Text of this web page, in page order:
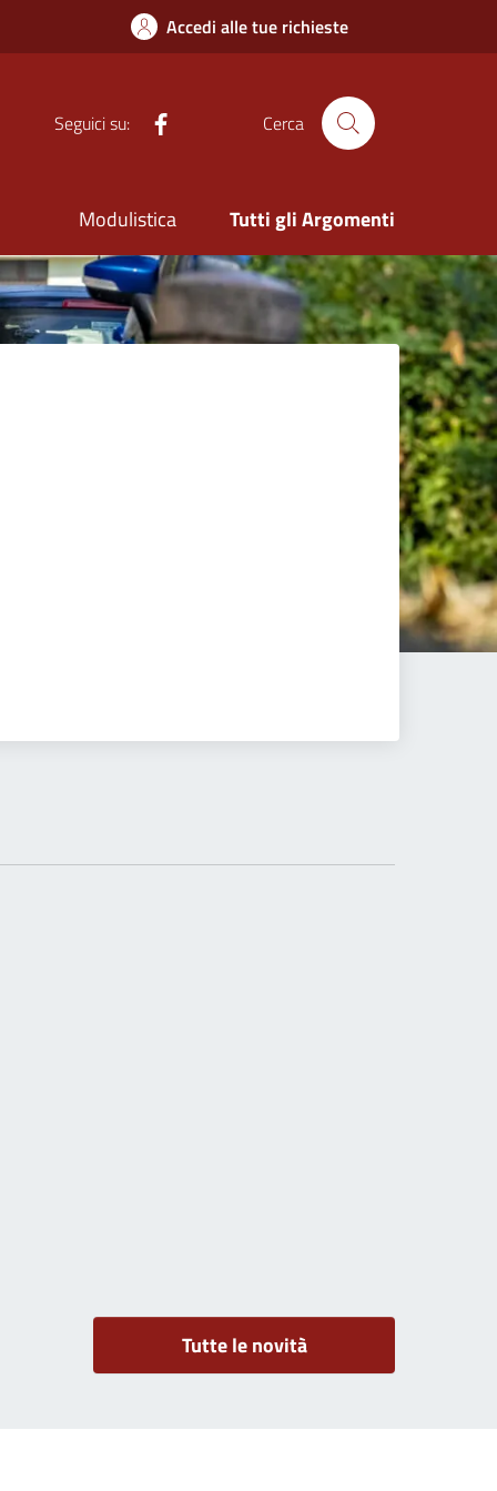
Accedi alle tue richieste
Seguici su: Cerca
Modulistica Tutti gli Argomenti
Tutte le novità